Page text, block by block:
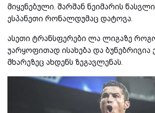
მიყენებული. შარშან ნეიმარის
ესპანეთი რონალდუმაც დატოვა.
ასეთი ტრანსფერები ლა ლიგაზე
უარყოფითად ისახება და ბუნებრივია
მხარეზეც ახდენს ზეგავლენას.